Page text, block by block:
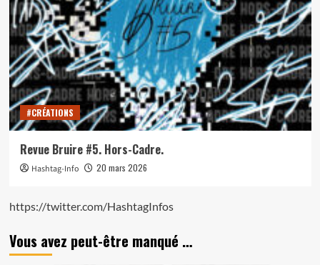
#CRÉATIONS
Revue Bruire #5. Hors-Cadre.
Hashtag-Info 20 mars 2026
https://twitter.com/HashtagInfos
Vous avez peut-être manqué …